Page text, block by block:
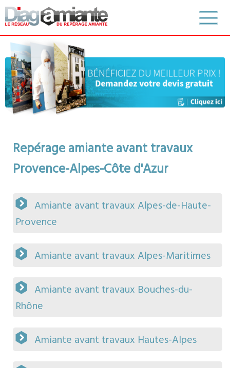
Repérage amiante avant travaux
Provence-Alpes-Côte d'Azur
Amiante avant travaux Alpes-de-Haute-
Provence
Amiante avant travaux Alpes-Maritimes
Amiante avant travaux Bouches-du-
Rhône
Amiante avant travaux Hautes-Alpes